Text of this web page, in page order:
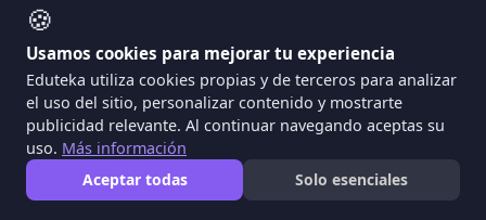
propias palabras una
respuesta para cada
Pregunta
Secundaria?
🍪
Usamos cookies para mejorar tu experiencia
Eduteka utiliza cookies propias y de terceros para analizar
el uso del sitio, personalizar contenido y mostrarte
publicidad relevante. Al continuar navegando aceptas su
uso. Más información
Aceptar todas
Solo esenciales